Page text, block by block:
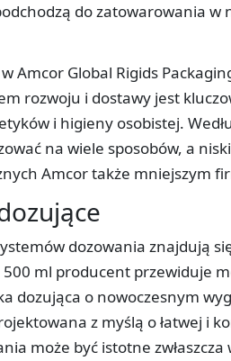
do zatowarowania w
Amcor Global Rigids
rozwoju i dostawy jest
i higieny osobistej.
na wiele sposobów, a
Amcor także mniejszym
dozowania znajdują
ml producent przewiduje
dozująca o nowoczesnym
z myślą o łatwej i
może być istotne zwłaszcza